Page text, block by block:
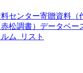
センター寄贈資料（
松調書）データベー
ム_リスト